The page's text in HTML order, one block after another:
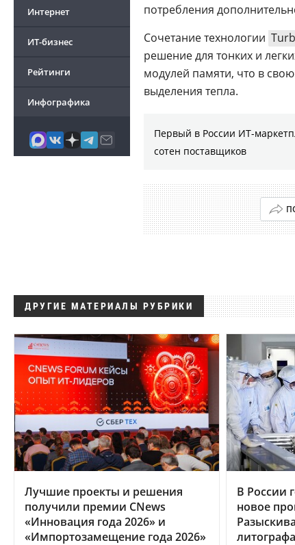
Интернет
ИТ-бизнес
Рейтинги
Инфографика
потребления
Сочетание технологии
решение для тонких и
модулей памяти, что в
выделения тепла.
Первый в России ИТ-
сотен поставщиков
ДРУГИЕ МАТЕРИАЛЫ РУБРИКИ
Лучшие проекты и решения
получили премии CNews
«Инновация года 2026» и
«Импортозамещение года 2026»
В России
новое